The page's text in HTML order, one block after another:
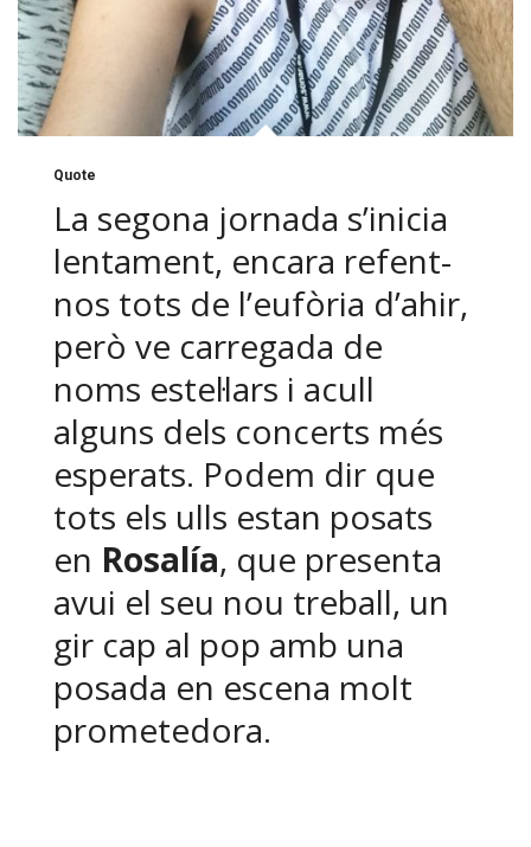
Quote
La segona jornada s’inicia
lentament, encara refent-
nos tots de l’eufòria d’ahir,
però ve carregada de
noms estel·lars i acull
alguns dels concerts més
esperats. Podem dir que
tots els ulls estan posats
en Rosalía, que presenta
avui el seu nou treball, un
gir cap al pop amb una
posada en escena molt
prometedora.